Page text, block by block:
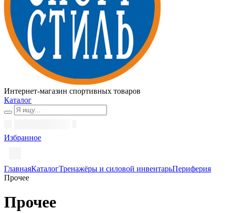
Интернет-магазин спортивных товаров
Каталог
Избранное
ГлавнаяКаталогТренажёры и силовой инвентарьПериферия
Прочее
Прочее